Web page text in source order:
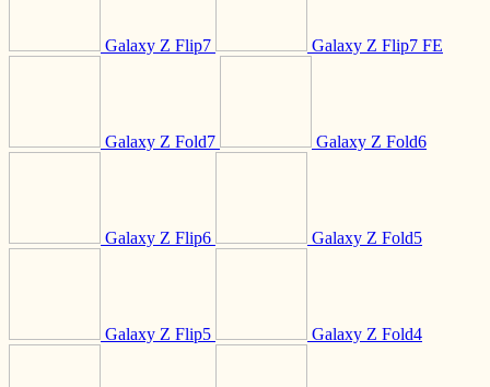
Galaxy Z Flip7 Galaxy Z Flip7 FE
Galaxy Z Fold7 Galaxy Z Fold6
Galaxy Z Flip6 Galaxy Z Fold5
Galaxy Z Flip5 Galaxy Z Fold4